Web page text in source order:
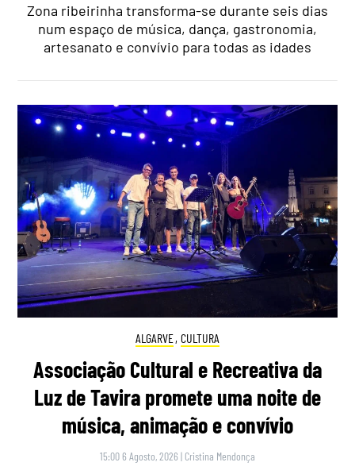
Zona ribeirinha transforma-se durante seis dias
num espaço de música, dança, gastronomia,
artesanato e convívio para todas as idades
ALGARVE, CULTURA
Associação Cultural e Recreativa da
Luz de Tavira promete uma noite de
música, animação e convívio
15:00 6 Agosto, 2026 | Cristina Mendonça